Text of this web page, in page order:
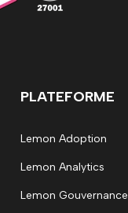
PLATEFORME
Lemon Adoption
Lemon Analytics
Lemon Gouvernance